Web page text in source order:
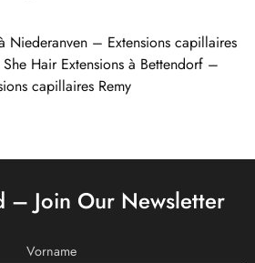
Niederanven – Extensions capillaires
She Hair Extensions à Bettendorf –
capillaires Remy
– Join Our Newsletter
Vorname